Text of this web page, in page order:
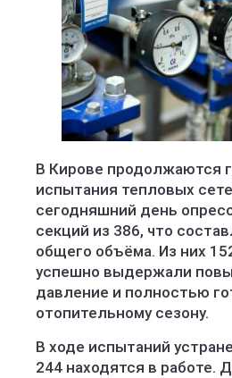
В Кирове продолжаются
испытания тепловых
сегодняшний день
секций из 386, что
общего объёма. Из них
успешно выдержали
давление и полностью
отопительному сезону.
В ходе испытаний
244 находятся в работе.